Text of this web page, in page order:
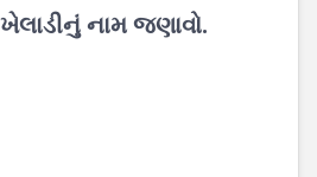
નામ જણાવો.